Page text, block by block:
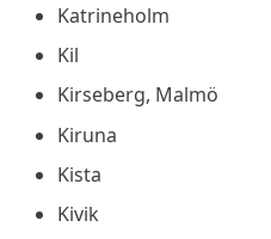
Katrineholm
Kil
Kirseberg, Malmö
Kiruna
Kista
Kivik